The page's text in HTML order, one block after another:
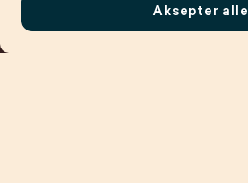
Meny
Aksepter alle